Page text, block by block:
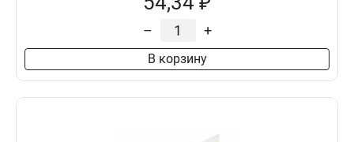
– +
В корзину